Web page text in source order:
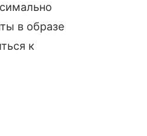
в образе
к